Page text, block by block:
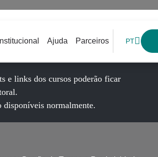
Institucional Ajuda Parceiros PT
e links dos cursos poderão ficar
disponíveis normalmente.